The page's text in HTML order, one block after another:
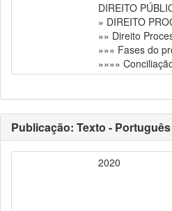
DIREITO
» DIREITO
»» Direito
»»» Fases do
»»»»
Publicação: Texto - Português
2020